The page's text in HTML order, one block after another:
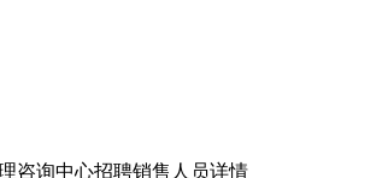
咨询中心招聘销售人员详情